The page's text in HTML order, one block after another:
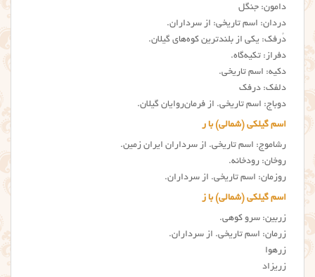
دامون: جنگل
دردان: اسم تاریخی: از سرداران.
دُرفک: یکی از بلندترین کوه‌های گیلان.
دفراز: تکیه‌گاه.
دکیه: اسم تاریخی.
دلفک: درفک
دوباج: اسم تاریخی. از فرمان‌روایان گیلان.
اسم گیلکی (شمالی) با ر
رشاموج: اسم تاریخی. از سرداران ایران زمین.
روخان: رودخانه.
روزمان: اسم تاریخی. از سرداران.
اسم گیلکی (شمالی) با ز
زربین: سرو کوهی.
زرمان: اسم تاریخی. از سرداران.
زرهوا
زریزاد